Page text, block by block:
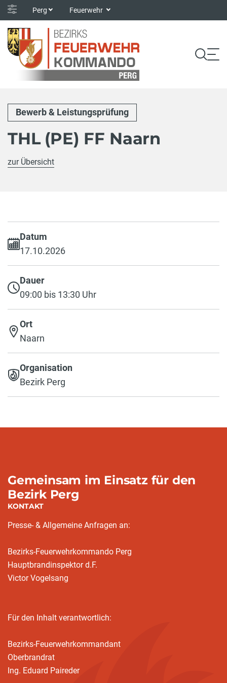
Perg Feuerwehr
Bewerb & Leistungsprüfung
THL (PE) FF Naarn
zur Übersicht
Datum
17.10.2026
Dauer
09:00 bis 13:30 Uhr
Ort
Naarn
Organisation
Bezirk Perg
Gemeinsam im Einsatz für den
Bezirk Perg
KONTAKT
Presse- & Allgemeine Anfragen an:
Bezirks-Feuerwehrkommando Perg
Hauptbrandinspektor d.F.
Victor Vogelsang
Für den Inhalt verantwortlich:
Bezirks-Feuerwehrkommandant
Oberbrandrat
Ing. Eduard Paireder